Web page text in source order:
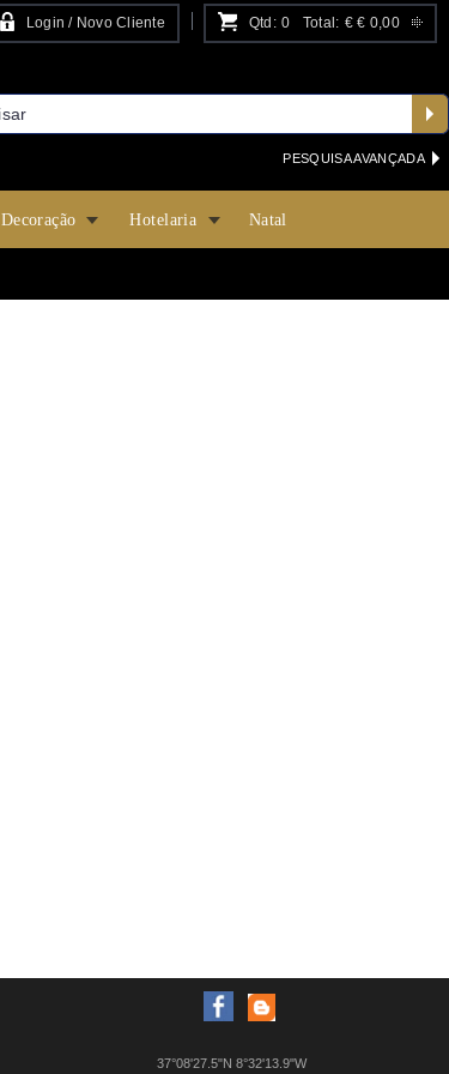
Login / Novo Cliente Qtd: 0 Total: €€ 0,00
PESQUISA AVANÇADA
Decoração Hotelaria Natal
37°08'27.5"N 8°32'13.9"W